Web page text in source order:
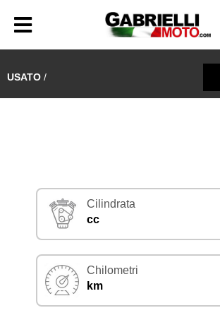
USATO /
Cilindrata
cc
Chilometri
km